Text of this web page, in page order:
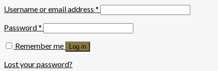
Username or email address *
Password*
Remember me
Log in
Lost your password?